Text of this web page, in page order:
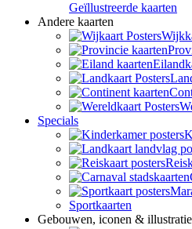
Geïllustreerde kaarten
Andere kaarten
Specials
Sportkaarten
Gebouwen, iconen &